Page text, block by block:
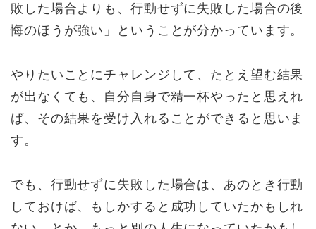
敗した場合よりも、行動せずに失敗した場合の後
悔のほうが強い」ということが分かっています。
やりたいことにチャレンジして、たとえ望む結果
が出なくても、自分自身で精一杯やったと思えれ
ば、その結果を受け入れることができると思いま
す。
でも、行動せずに失敗した場合は、あのとき行動
しておけば、もしかすると成功していたかもしれ